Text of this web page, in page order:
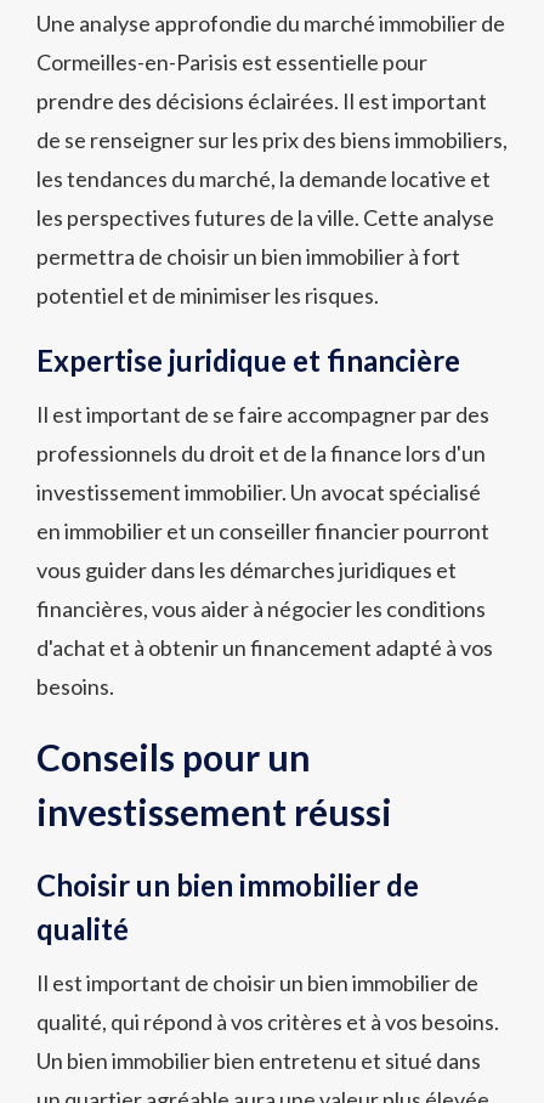
Une analyse approfondie du marché immobilier de
Cormeilles-en-Parisis est essentielle pour
prendre des décisions éclairées. Il est important
de se renseigner sur les prix des biens immobiliers,
les tendances du marché, la demande locative et
les perspectives futures de la ville. Cette analyse
permettra de choisir un bien immobilier à fort
potentiel et de minimiser les risques.
Expertise juridique et financière
Il est important de se faire accompagner par des
professionnels du droit et de la finance lors d'un
investissement immobilier. Un avocat spécialisé
en immobilier et un conseiller financier pourront
vous guider dans les démarches juridiques et
financières, vous aider à négocier les conditions
d'achat et à obtenir un financement adapté à vos
besoins.
Conseils pour un
investissement réussi
Choisir un bien immobilier de
qualité
Il est important de choisir un bien immobilier de
qualité, qui répond à vos critères et à vos besoins.
Un bien immobilier bien entretenu et situé dans